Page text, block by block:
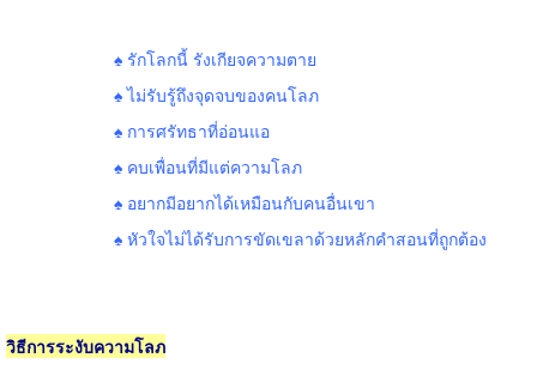
♠ รักโลกนี้ รังเกียจความตาย
♠ ไม่รับรู้ถึงจุดจบของคนโลภ
♠ การศรัทธาที่อ่อนแอ
♠ คบเพื่อนที่มีแต่ความโลภ
♠ อยากมีอยากได้เหมือนกับคนอื่นเขา
♠ หัวใจไม่ได้รับการขัดเขลาด้วยหลักคำสอนที่ถูกต้อง
วิธีการระงับความโลภ